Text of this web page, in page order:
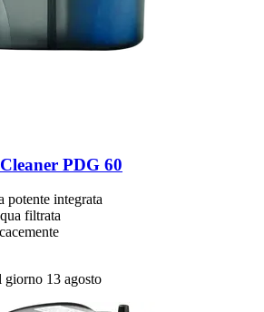
PDG 60
potente integrata
filtrata
giorno 13 agosto